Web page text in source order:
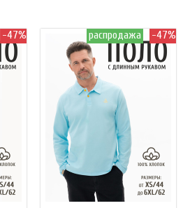
-47% распродажа -47%